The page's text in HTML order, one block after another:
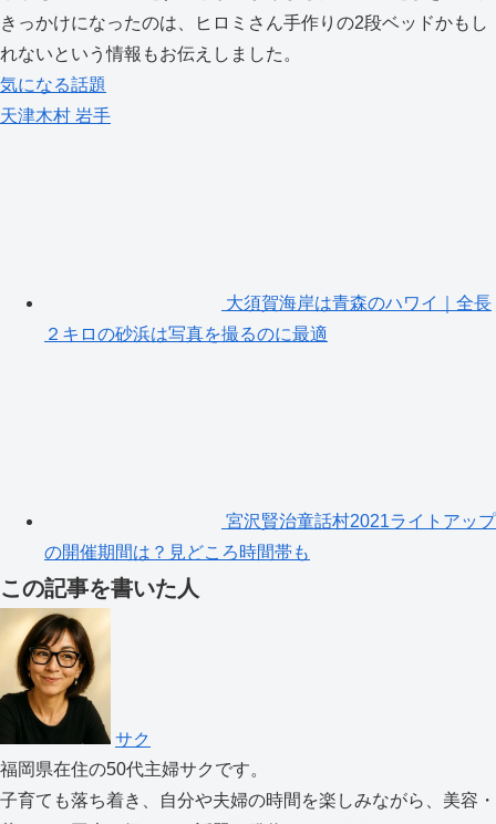
きっかけになったのは、ヒロミさん手作りの2段ベッドかもし
れないという情報もお伝えしました。
気になる話題
天津木村 岩手
大須賀海岸は青森のハワイ｜全長
２キロの砂浜は写真を撮るのに最適
宮沢賢治童話村2021ライトアップ
の開催期間は？見どころ時間帯も
この記事を書いた人
サク
福岡県在住の50代主婦サクです。
子育ても落ち着き、自分や夫婦の時間を楽しみながら、美容・